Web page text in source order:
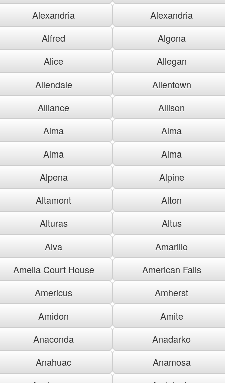
Alexandria
Alexandria
Alfred
Algona
Alice
Allegan
Allendale
Allentown
Alliance
Allison
Alma
Alma
Alma
Alma
Alpena
Alpine
Altamont
Alton
Alturas
Altus
Alva
Amarillo
Amelia Court House
American Falls
Americus
Amherst
Amidon
Amite
Anaconda
Anadarko
Anahuac
Anamosa